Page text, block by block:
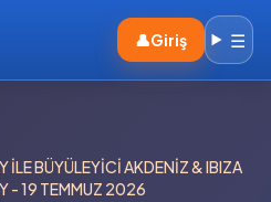
👤Giriş ☰
İLE BÜYÜLEYİCİ AKDENİZ & IBIZA
- 19 TEMMUZ 2026